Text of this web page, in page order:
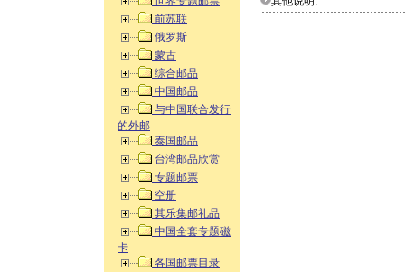
前苏联
俄罗斯
蒙古
综合邮品
中国邮品
与中国联合发行
的外邮
泰国邮品
台湾邮品欣赏
专题邮票
空册
其乐集邮礼品
中国全套专题磁
卡
各国邮票目录